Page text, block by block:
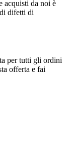
acquisti da noi è
difetti di
per tutti gli ordini
offerta e fai